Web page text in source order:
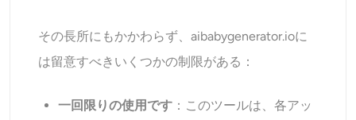
その長所にもかかわらず、aibabygenerator.ioに
は留意すべきいくつかの制限がある：
一回限りの使用です ：このツールは、各アッ